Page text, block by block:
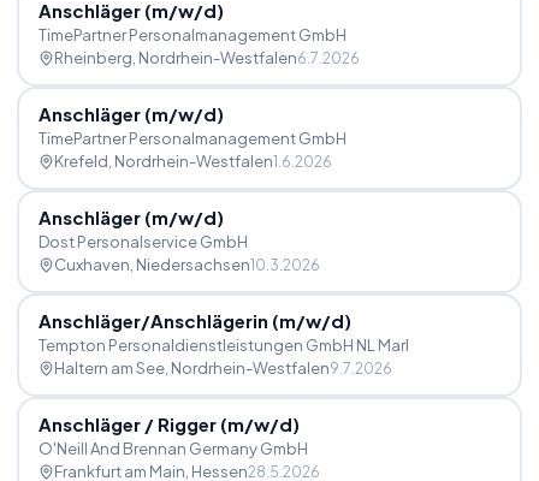
Anschläger (m/w/d)
TimePartner Personalmanagement GmbH
Rheinberg , Nordrhein-Westfalen6.7.2026
Anschläger (m/w/d)
TimePartner Personalmanagement GmbH
Krefeld , Nordrhein-Westfalen1.6.2026
Anschläger (m/w/d)
Dost Personalservice GmbH
Cuxhaven , Niedersachsen10.3.2026
Anschläger/Anschlägerin (m/w/d)
Tempton Personaldienstleistungen GmbH NL Marl
Haltern am See, Nordrhein-Westfalen9.7.2026
Anschläger /Rigger (m/w/d)
O'Neill And Brennan Germany GmbH
Frankfurt am Main , Hessen28.5.2026